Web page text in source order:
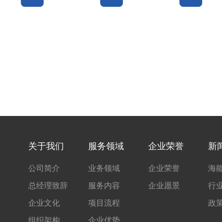
关于我们
公司简介
总经理致辞
企业文化
组织架构
服务领域
业务领域
服务内容
项目流程
企业优势
企业荣誉
企业荣誉
企业愿景
新
海
行
政